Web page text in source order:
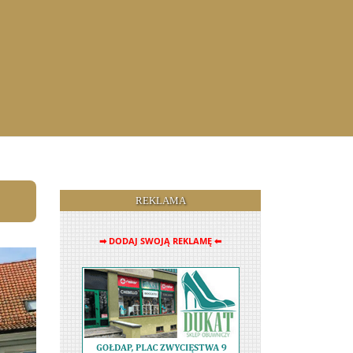
REKLAMA
➡ DODAJ SWOJĄ REKLAMĘ ⬅